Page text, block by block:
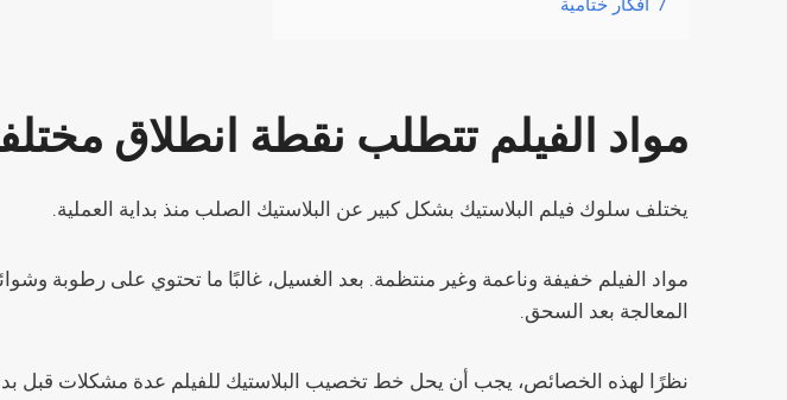
7 أفكار ختامية
مواد الفيلم تتطلب نقطة انطلاق
يختلف سلوك فيلم البلاستيك بشكل كبير عن البلاستيك الصلب منذ بداية العملية.
مواد الفيلم خفيفة وناعمة وغير منتظمة. بعد الغسيل، غالبًا ما تحتوي على رطوبة
المعالجة بعد السحق.
نظرًا لهذه الخصائص، يجب أن يحل خط تخصيب البلاستيك للفيلم عدة مشكلات قبل